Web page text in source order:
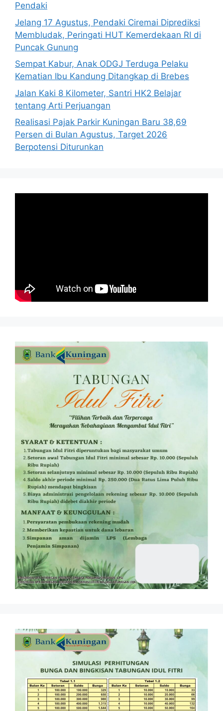
Pendaki
Jelang 17 Agustus, Pendaki Ciremai Diprediksi
Membludak, Peringati HUT Kemerdekaan RI di
Puncak Gunung
Sempat Kabur, Anak ODGJ Terduga Pelaku
Kematian Ibu Kandung Ditangkap di Brebes
Jalan Kaki 8 Kilometer, Santri HK2 Belajar
tentang Arti Perjuangan
Realisasi Pajak Parkir Kuningan Baru 38,69
Persen di Bulan Agustus, Target 2026
Berpotensi Diturunkan